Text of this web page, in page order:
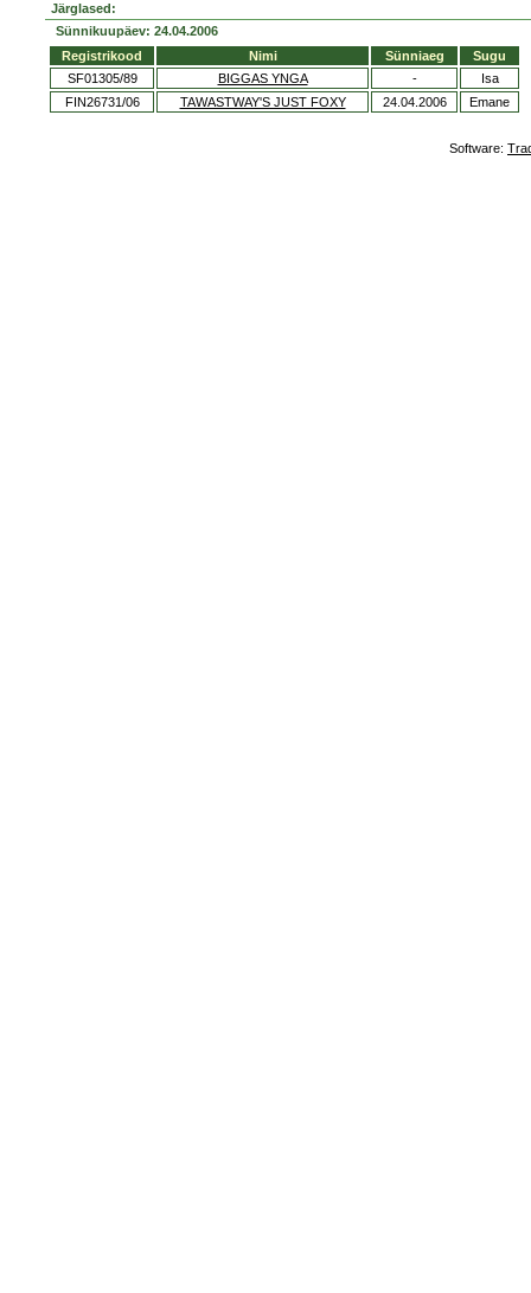
Järglased:
Sünnikuupäev: 24.04.2006
Registrikood
Nimi Sünniaeg
Sugu
SF01305/89
BIGGAS YNGA -
Isa
FIN26731/06
TAWASTWAY'S JUST FOXY 24.04.2006 Emane
Software: